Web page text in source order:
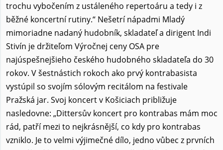
trochu vybočením z ustáleného repertoáru a tedy i z
běžné koncertní rutiny.“ Nešetrí nápadmi Mladý
mimoriadne nadaný hudobník, skladateľ a dirigent Indi
Stivín je držiteľom Výročnej ceny OSA pre
najúspešnejšieho českého hudobného skladateľa do 30
rokov. V šestnástich rokoch ako prvý kontrabasista
vystúpil so svojím sólovým recitálom na festivale
Pražská jar. Svoj koncert v Košiciach približuje
nasledovne: „Dittersův koncert pro kontrabas mám moc
rád, patří mezi to nejkrásnější, co kdy pro kontrabas
vzniklo. Je to velmi výjimečné dílo, jedno vůbec z prvních